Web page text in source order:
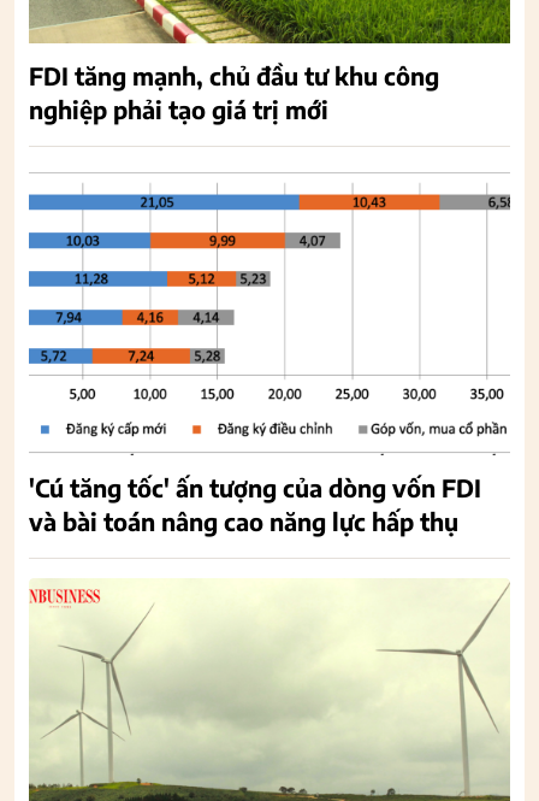
FDI tăng mạnh, chủ đầu tư khu công
nghiệp phải tạo giá trị mới
'Cú tăng tốc' ấn tượng của dòng vốn FDI
và bài toán nâng cao năng lực hấp thụ